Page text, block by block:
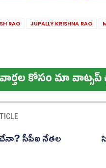
RAO JUPALLY KRISHNA RAO
వార్త‌ల కోసం మా
సీపీఐ నేతల